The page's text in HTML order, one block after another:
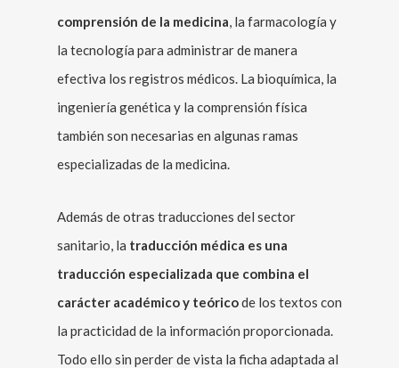
comprensión de la medicina, la farmacología y
la tecnología para administrar de manera
efectiva los registros médicos. La bioquímica, la
ingeniería genética y la comprensión física
también son necesarias en algunas ramas
especializadas de la medicina.
Además de otras traducciones del sector
sanitario, la traducción médica es una
traducción especializada que combina el
carácter académico y teóricode los textos con
la practicidad de la información proporcionada.
Todo ello sin perder de vista la ficha adaptada al